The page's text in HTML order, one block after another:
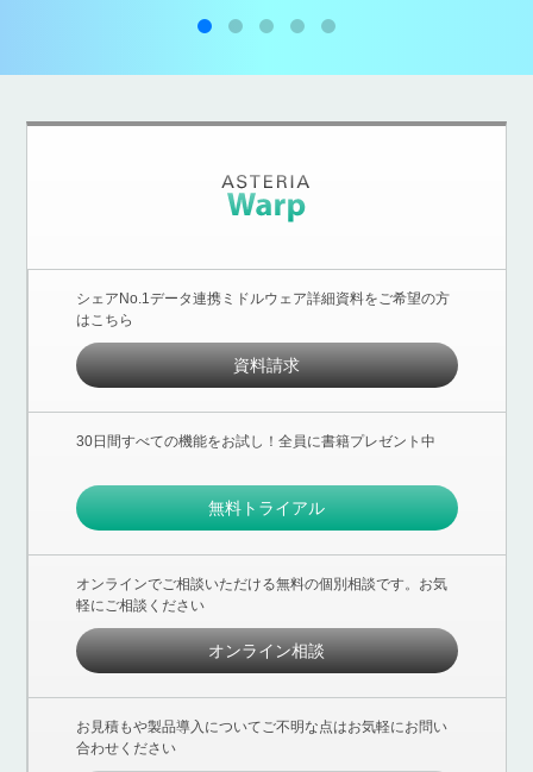
シェアNo.1データ連携ミドルウェア詳細資料をご希望の方
はこちら
資料請求
30日間すべての機能をお試し！全員に書籍プレゼント中
無料トライアル
オンラインでご相談いただける無料の個別相談です。お気
軽にご相談ください
オンライン相談
お見積もや製品導入についてご不明な点はお気軽にお問い
合わせください